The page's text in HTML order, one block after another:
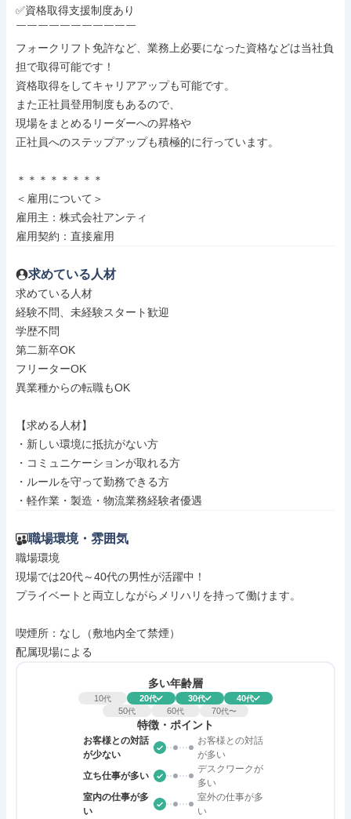
✅資格取得支援制度あり
￣￣￣￣￣￣￣￣￣￣￣
フォークリフト免許など、業務上必要になった資格などは当社負
担で取得可能です！
資格取得をしてキャリアアップも可能です。
また正社員登用制度もあるので、
現場をまとめるリーダーへの昇格や
正社員へのステップアップも積極的に行っています。
＊＊＊＊＊＊＊＊
＜雇用について＞
雇用主：株式会社アンティ
雇用契約：直接雇用
求めている人材
求めている人材
経験不問、未経験スタート歓迎
学歴不問
第二新卒OK
フリーターOK
異業種からの転職もOK
【求める人材】
・新しい環境に抵抗がない方
・コミュニケーションが取れる方
・ルールを守って勤務できる方
・軽作業・製造・物流業務経験者優遇
職場環境・雰囲気
職場環境
現場では20代～40代の男性が活躍中！
プライベートと両立しながらメリハリを持って働けます。
喫煙所：なし（敷地内全て禁煙）
配属現場による
多い年齢層
10代 20代 30代 40代
50代 60代 70代〜
特徴・ポイント
お客様との対話
が少ない
お客様との対話
が多い
立ち仕事が多い
デスクワークが
多い
室内の仕事が多
い
室外の仕事が多
い